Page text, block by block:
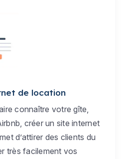
de location
connaître votre gîte,
créer un site internet
d’attirer des clients du
très facilement vos